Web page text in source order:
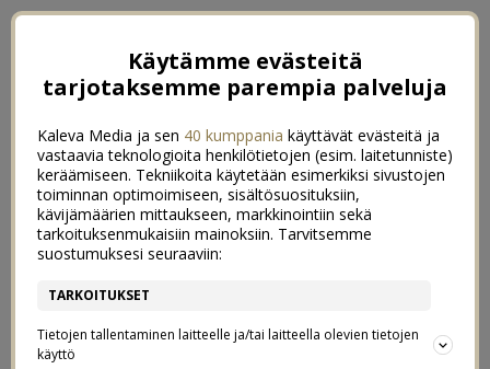
Käytämme evästeitä
tarjotaksemme parempia palveluja
Kaleva Media ja sen 40 kumppania käyttävät evästeitä ja
vastaavia teknologioita henkilötietojen (esim. laitetunniste)
keräämiseen. Tekniikoita käytetään esimerkiksi sivustojen
toiminnan optimoimiseen, sisältösuosituksiin,
kävijämäärien mittaukseen, markkinointiin sekä
tarkoituksenmukaisiin mainoksiin. Tarvitsemme
suostumuksesi seuraaviin:
TARKOITUKSET
Tietojen tallentaminen laitteelle ja/tai laitteella olevien tietojen
käyttö